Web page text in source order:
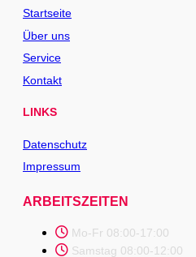
Startseite
Über uns
Service
Kontakt
LINKS
Datenschutz
Impressum
ARBEITSZEITEN
Mo-Fr 08:00-17:00
Samstag 08:00-12:00